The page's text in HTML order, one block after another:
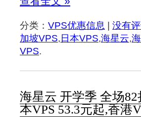
分类： VPS优惠信息 | 没有
加坡VPS,日本VPS,海星云,
VPS.
海星云 开学季 全场
本VPS 53.3元起,香港